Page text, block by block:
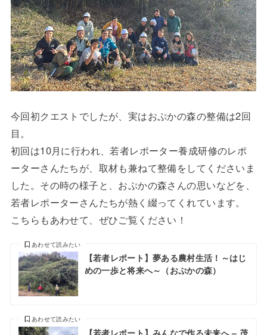
今回初クエストでしたが、実はおぷかの森の整備は2回
目。
初回は10月に行われ、若者レポーター養成研修のレポ
ーターさんたちが、取材も兼ねて整備をしてくださいま
した。その時の様子と、おぷかの森さんの思いなどを、
若者レポーターさんたちが熱く綴ってくれています。
こちらもあわせて、ぜひご覧ください！
【若者レポート】夢ある農村生活！～はじ
めの一歩と将来へ～（おぷかの森）
あわせて読みたい
あわせて読みたい